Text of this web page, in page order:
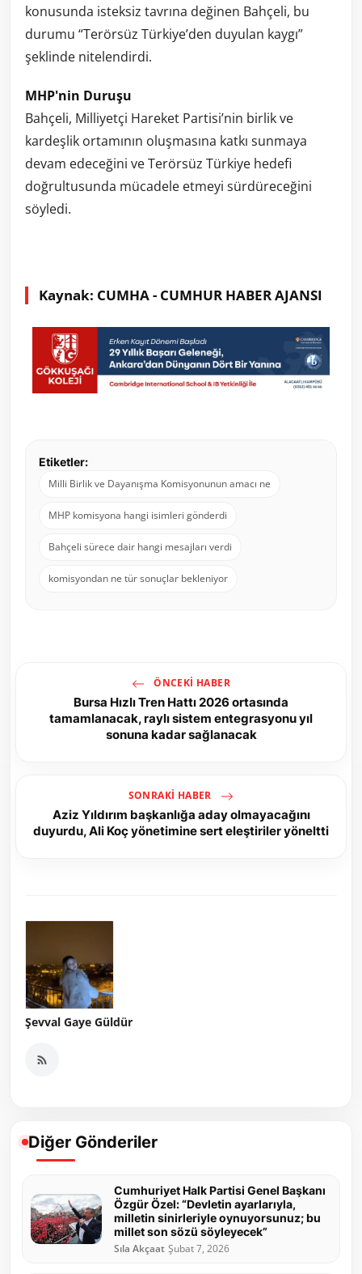
konusunda isteksiz tavrına değinen Bahçeli, bu
durumu “Terörsüz Türkiye’den duyulan kaygı”
şeklinde nitelendirdi.
MHP'nin Duruşu
Bahçeli, Milliyetçi Hareket Partisi’nin birlik ve
kardeşlik ortamının oluşmasına katkı sunmaya
devam edeceğini ve Terörsüz Türkiye hedefi
doğrultusunda mücadele etmeyi sürdüreceğini
söyledi.
Kaynak: CUMHA - CUMHUR HABER AJANSI
Etiketler:
Milli Birlik ve Dayanışma Komisyonunun amacı ne
MHP komisyona hangi isimleri gönderdi
Bahçeli sürece dair hangi mesajları verdi
komisyondan ne tür sonuçlar bekleniyor
ÖNCEKI HABER
Bursa Hızlı Tren Hattı 2026 ortasında
tamamlanacak, raylı sistem entegrasyonu yıl
sonuna kadar sağlanacak
SONRAKI HABER
Aziz Yıldırım başkanlığa aday olmayacağını
duyurdu, Ali Koç yönetimine sert eleştiriler yöneltti
Şevval Gaye Güldür
Diğer Gönderiler
Cumhuriyet Halk Partisi Genel Başkanı
Özgür Özel: “Devletin ayarlarıyla,
milletin sinirleriyle oynuyorsunuz; bu
millet son sözü söyleyecek”
Sıla Akçaat Şubat 7, 2026